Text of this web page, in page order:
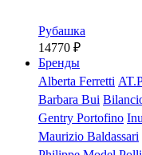
Рубашка
14770 ₽
Бренды
Alberta Ferretti
Barbara Bui
Gentry Portofino
Maurizio Baldassari